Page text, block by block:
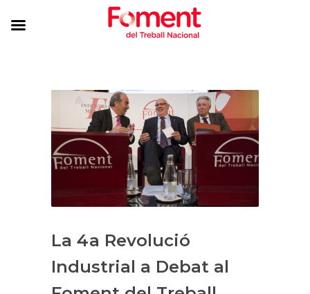
​La 4a Revolució
Industrial a Debat al